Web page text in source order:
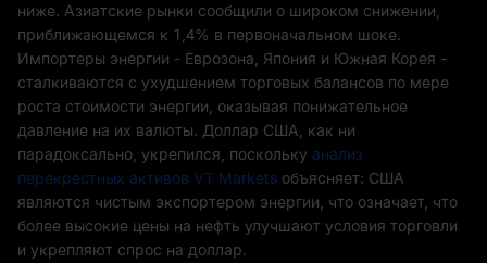
ниже. Азиатские рынки сообщили о широком снижении,
приближающемся к 1,4% в первоначальном шоке.
Импортеры энергии - Еврозона, Япония и Южная Корея -
сталкиваются с ухудшением торговых балансов по мере
роста стоимости энергии, оказывая понижательное
давление на их валюты. Доллар США, как ни
парадоксально, укрепился, поскольку анализ
перекрестных активов VT Markets объясняет: США
являются чистым экспортером энергии, что означает, что
более высокие цены на нефть улучшают условия торговли
и укрепляют спрос на доллар.